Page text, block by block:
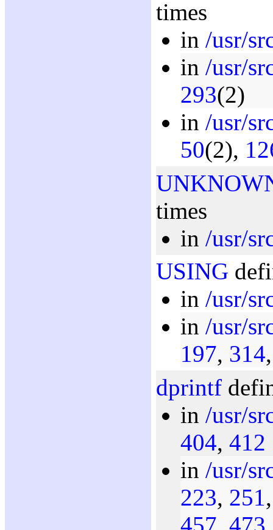
times
in /usr/
in /usr/
293(2)
in /usr/
50(2),
times
in /usr/
USING
in /usr/
in /usr/
197, 314
dprintf
in /usr/
404, 412
in /usr/
223, 251
457 473